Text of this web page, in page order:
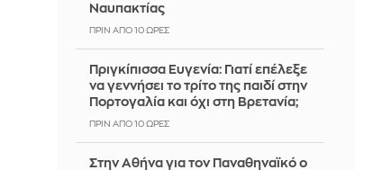
Ναυπακτίας
ΠΡΙΝ ΑΠΌ 10 ΏΡΕΣ
Πριγκίπισσα Ευγενία: Γιατί επέλεξε
να γεννήσει το τρίτο της παιδί στην
Πορτογαλία και όχι στη Βρετανία;
ΠΡΙΝ ΑΠΌ 10 ΏΡΕΣ
Στην Αθήνα για τον Παναθηναϊκό ο